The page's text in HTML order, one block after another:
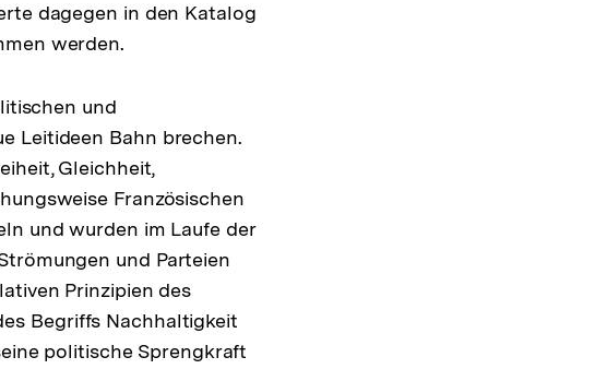
dagegen in den Katalog
werden.
und
Leitideen Bahn brechen.
Gleichheit,
Französischen
und wurden im Laufe der
und Parteien
Prinzipien des
Begriffs Nachhaltigkeit
politische Sprengkraft